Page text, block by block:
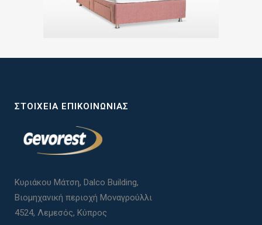
ΣΤΟΙΧΕΊΑ ΕΠΙΚΟΙΝΩΝΊΑΣ
Κυριάκου Μάτση, Dalco Building,
Βιομηχανική περιοχή Μοναγρούλλι
4524, Λεμεσός, Κύπρος